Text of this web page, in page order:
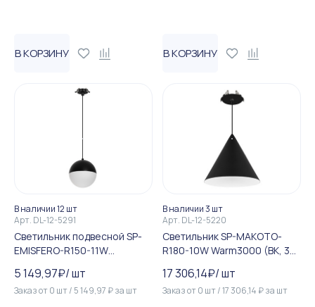
В КОРЗИНУ В КОРЗИНУ
В наличии 12 шт
Арт. DL-12-5291
Светильник подвесной SP-
EMISFERO-R150-11W
5 149,97₽/шт
Заказ от0 шт/ 5 149,97 ₽за шт
В наличии 3 шт
Арт. DL-12-5220
Светильник SP-MAKOTO-
R180-10W Warm3000 (BK, 36
17 306,14₽/шт
Заказ от0 шт/17 306,14 ₽за шт